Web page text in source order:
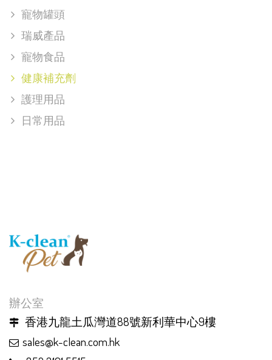
寵物罐頭
瑞威產品
寵物食品
健康補充劑
護理用品
日常用品
辦公室
香港九龍土瓜灣道88號新利華中心9樓
sales@k-clean.com.hk